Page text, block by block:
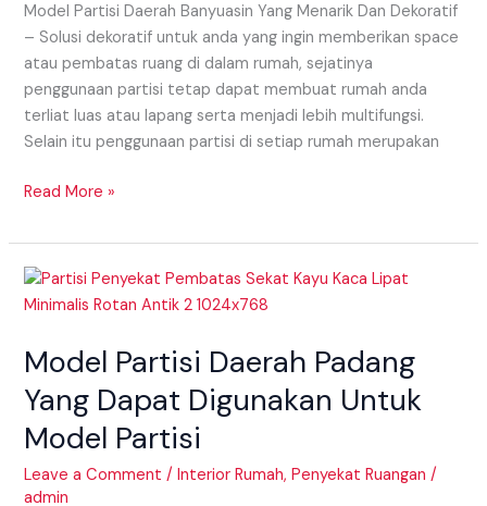
Model Partisi Daerah Banyuasin Yang Menarik Dan Dekoratif
– Solusi dekoratif untuk anda yang ingin memberikan space
atau pembatas ruang di dalam rumah, sejatinya
penggunaan partisi tetap dapat membuat rumah anda
terliat luas atau lapang serta menjadi lebih multifungsi.
Selain itu penggunaan partisi di setiap rumah merupakan
Read More »
Model Partisi Daerah Padang
Yang Dapat Digunakan Untuk
Model Partisi
Leave a Comment /Interior Rumah,Penyekat Ruangan /
admin
Model
Partisi
Padang
Dapat
Digunakan
Model